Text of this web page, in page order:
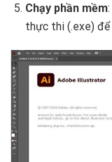
Chạy phần mềm
thực thi (.exe)